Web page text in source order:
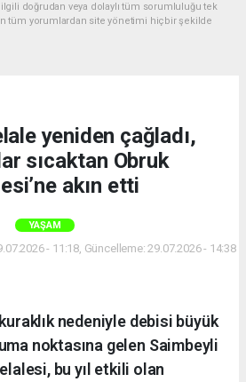
ilgili doğrudan veya dolaylı tüm sorumluluğu tek
tüm yorumlardan site yönetimi hiçbir şekilde
yeniden çağladı,
sıcaktan Obruk
akın etti
YAŞAM
- 11:18, Güncelleme: 29.07.2026 - 14:38
nedeniyle debisi büyük
noktasına gelen Saimbeyli
bu yıl etkili olan